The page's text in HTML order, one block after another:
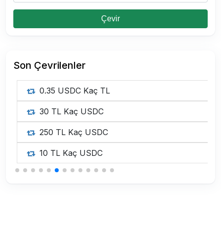
Çevir
Son Çevrilenler
0.35 USDC Kaç TL
30 TL Kaç USDC
250 TL Kaç USDC
10 TL Kaç USDC